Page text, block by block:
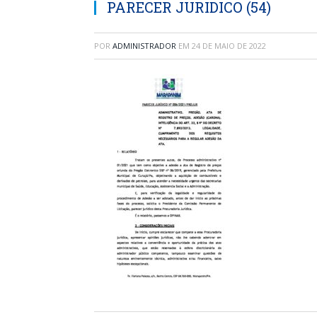
PARECER JURIDICO (54)
POR ADMINISTRADOR EM 24 DE MAIO DE 2022